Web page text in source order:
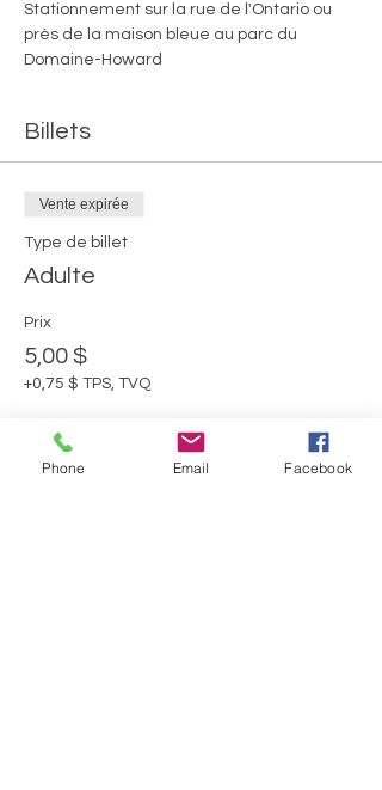
Stationnement sur la rue de l'Ontario ou
près de la maison bleue au parc du
Domaine-Howard
Billets
Vente expirée
Type de billet
Adulte
Prix
5,00 $
+0,75 $ TPS, TVQ
Vente expirée
Phone Email Facebook